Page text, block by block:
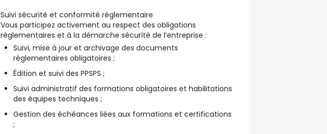
Suivi sécurité et conformité réglementaire
Vous participez activement au respect des obligations
réglementaires et à la démarche sécurité de l’entreprise :
Suivi, mise à jour et archivage des documents
réglementaires obligatoires ;
Édition et suivi des PPSPS ;
Suivi administratif des formations obligatoires et habilitations
des équipes techniques ;
Gestion des échéances liées aux formations et certifications
;